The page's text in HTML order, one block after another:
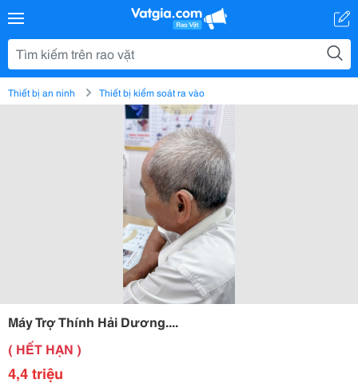
Thiết bị an ninh Thiết bị kiểm soát ra vào
Máy Trợ Thính Hải Dương....
( HẾT HẠN )
4,4 triệu